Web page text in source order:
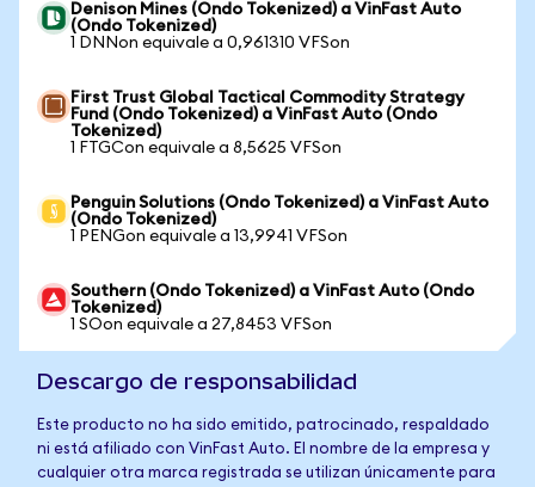
Denison Mines (Ondo Tokenized) a VinFast Auto
(Ondo Tokenized)
1 DNNon equivale a 0,961310 VFSon
First Trust Global Tactical Commodity Strategy
Fund (Ondo Tokenized) a VinFast Auto (Ondo
Tokenized)
1 FTGCon equivale a 8,5625 VFSon
Penguin Solutions (Ondo Tokenized) a VinFast Auto
(Ondo Tokenized)
1 PENGon equivale a 13,9941 VFSon
Southern (Ondo Tokenized) a VinFast Auto (Ondo
Tokenized)
1 SOon equivale a 27,8453 VFSon
Descargo de responsabilidad
Este producto no ha sido emitido, patrocinado, respaldado
ni está afiliado con VinFast Auto. El nombre de la empresa y
cualquier otra marca registrada se utilizan únicamente para